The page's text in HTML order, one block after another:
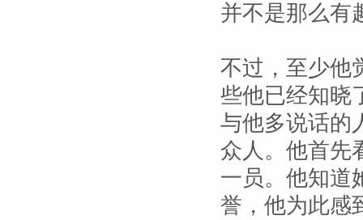
并不是那么有
不过，至少他
些他已经知晓
与他多说话的
众人。他首先
一员。他知道
誉，他为此感